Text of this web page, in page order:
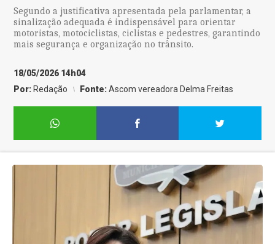
Segundo a justificativa apresentada pela parlamentar, a
sinalização adequada é indispensável para orientar
motoristas, motociclistas, ciclistas e pedestres, garantindo
mais segurança e organização no trânsito.
18/05/2026 14h04
Por: Redação Fonte:Ascom vereadora Delma Freitas